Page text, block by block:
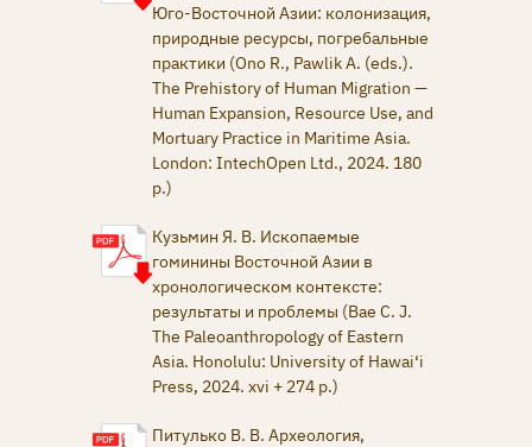
Юго-Восточной Азии: колонизация,
природные ресурсы, погребальные
практики (Ono R., Pawlik A. (eds.).
The Prehistory of Human Migration —
Human Expansion, Resource Use, and
Mortuary Practice in Maritime Asia.
London: IntechOpen Ltd., 2024. 180
p.)
Кузьмин Я. В. Ископаемые
гоминины Восточной Азии в
хронологическом контексте:
результаты и проблемы (Bae C. J.
The Paleoanthropology of Eastern
Asia. Honolulu: University of Hawai‘i
Press, 2024. xvi + 274 p.)
Питулько В. В. Археология,